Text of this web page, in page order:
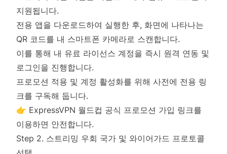
지원됩니다.
전용 앱을 다운로드하여 실행한 후, 화면에 나타나는
QR 코드를 내 스마트폰 카메라로 스캔합니다.
이를 통해 내 유료 라이선스 계정을 즉시 원격 연동 및
로그인을 진행합니다.
프로모션 적용 및 계정 활성화를 위해 사전에 전용 링
크를 구독해 둡니다.
👉 ExpressVPN 월드컵 공식 프로모션 가입 링크를
이용하면 안전합니다.
Step 2. 스트리밍 우회 국가 및 와이어가드 프로토콜